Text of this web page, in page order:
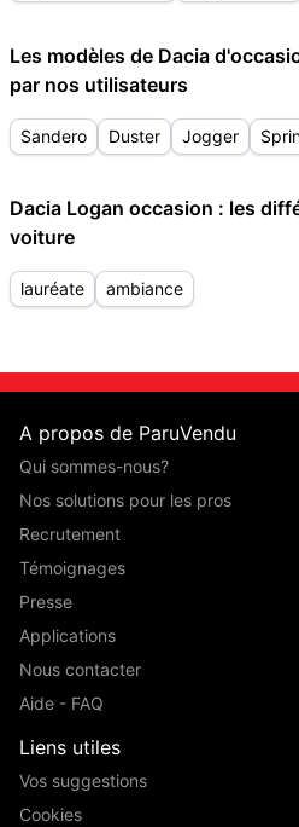
Les modèles de Dacia
par nos utilisateurs
Sandero Duster Jogger
Dacia Logan occasion : les
voiture
lauréate ambiance
A propos de ParuVendu
Qui sommes-nous?
Nos solutions pour les pros
Recrutement
Témoignages
Presse
Applications
Nous contacter
Aide - FAQ
Liens utiles
Vos suggestions
Cookies